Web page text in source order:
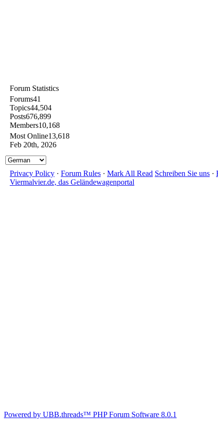
Forum Statistics
Forums41
Topics44,504
Posts676,899
Members10,168
Most Online13,618
Feb 20th, 2026
Privacy Policy · Forum Rules · Mark All Read Schreiben Sie uns ·
Viermalvier.de, das Geländewagenportal
Powered by UBB.threads™ PHP Forum Software 8.0.1